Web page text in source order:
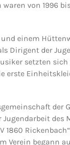
von 1996
einem
Dirigent der
setzten
erste
der
des
1860
Verein begann